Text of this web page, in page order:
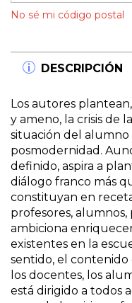
No sé mi código postal
DESCRIPCIÓN
Los autores
y ameno, la crisis de
situación del
posmodernidad.
definido, aspira a
diálogo franco más
constituyan en
profesores, alumnos,
ambiciona
existentes en la
sentido, el contenido
los docentes, los
está dirigido a todos